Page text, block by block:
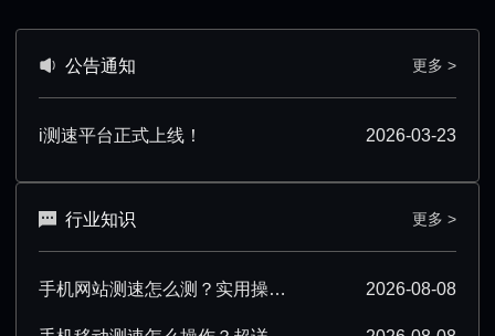
公告通知 更多 >
i测速平台正式上线！ 2026-03-23
行业知识 更多 >
手机网站测速怎么测？实用操作步骤与工具推荐 2026-08-08